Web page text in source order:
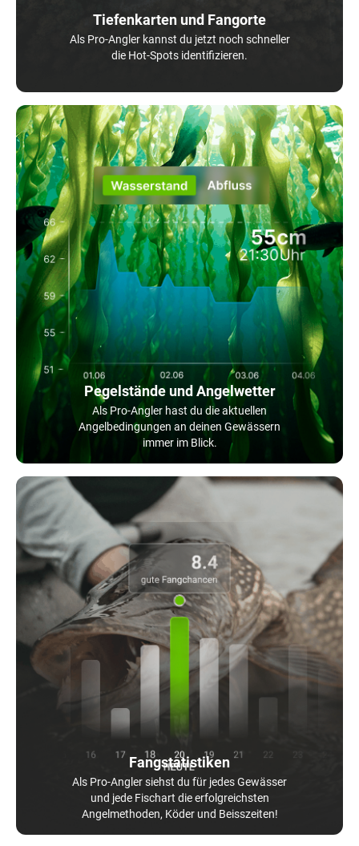
Tiefenkarten und Fangorte
Als Pro-Angler kannst du jetzt noch schneller
die Hot-Spots identifizieren.
Pegelstände und Angelwetter
Als Pro-Angler hast du die aktuellen
Angelbedingungen an deinen Gewässern
immer im Blick.
Fangstatistiken
Als Pro-Angler siehst du für jedes Gewässer
und jede Fischart die erfolgreichsten
Angelmethoden, Köder und Beisszeiten!